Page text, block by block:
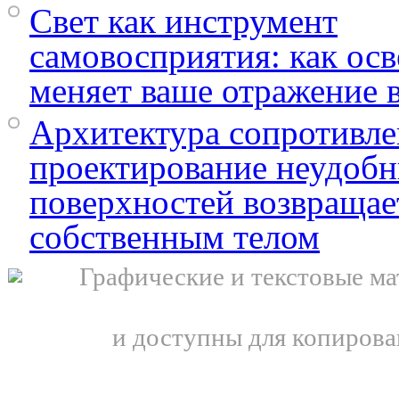
Свет как инструмент
самовосприятия: как
меняет ваше отражение
Архитектура
проектирование
поверхностей
собственным телом
Графические и текстовые
и доступны для